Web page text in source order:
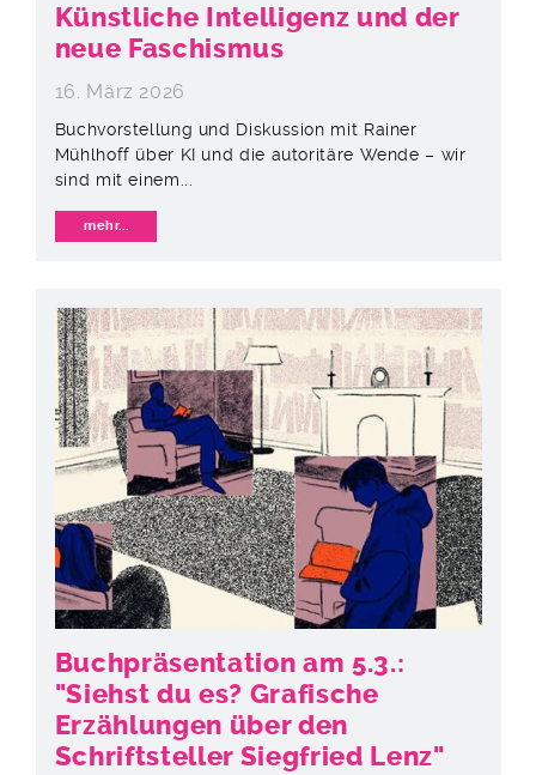
Künstliche Intelligenz und der
neue Faschismus
16. März 2026
Buchvorstellung und Diskussion mit Rainer
Mühlhoff über KI und die autoritäre Wende – wir
sind mit einem...
mehr...
Buchpräsentation am 5.3.:
"Siehst du es? Grafische
Erzählungen über den
Schriftsteller Siegfried Lenz"